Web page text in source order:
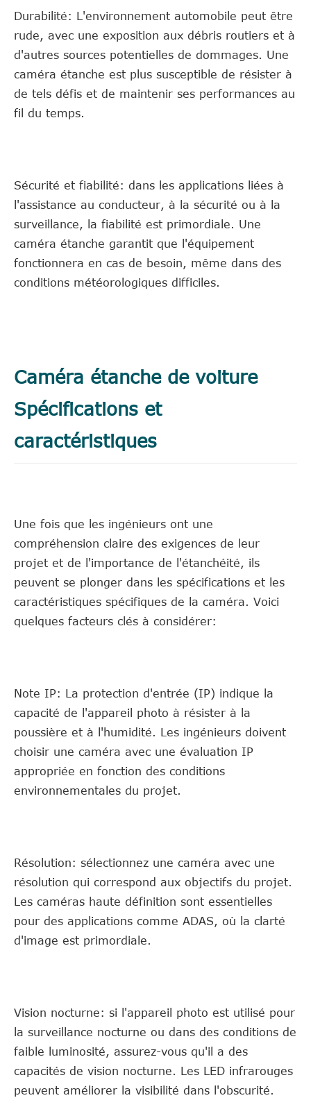
Durabilité: L'environnement automobile peut être
rude, avec une exposition aux débris routiers et à
d'autres sources potentielles de dommages. Une
caméra étanche est plus susceptible de résister à
de tels défis et de maintenir ses performances au
fil du temps.
Sécurité et fiabilité: dans les applications liées à
l'assistance au conducteur, à la sécurité ou à la
surveillance, la fiabilité est primordiale. Une
caméra étanche garantit que l'équipement
fonctionnera en cas de besoin, même dans des
conditions météorologiques difficiles.
Caméra étanche de voiture
Spécifications et
caractéristiques
Une fois que les ingénieurs ont une
compréhension claire des exigences de leur
projet et de l'importance de l'étanchéité, ils
peuvent se plonger dans les spécifications et les
caractéristiques spécifiques de la caméra. Voici
quelques facteurs clés à considérer:
Note IP: La protection d'entrée (IP) indique la
capacité de l'appareil photo à résister à la
poussière et à l'humidité. Les ingénieurs doivent
choisir une caméra avec une évaluation IP
appropriée en fonction des conditions
environnementales du projet.
Résolution: sélectionnez une caméra avec une
résolution qui correspond aux objectifs du projet.
Les caméras haute définition sont essentielles
pour des applications comme ADAS, où la clarté
d'image est primordiale.
Vision nocturne: si l'appareil photo est utilisé pour
la surveillance nocturne ou dans des conditions de
faible luminosité, assurez-vous qu'il a des
capacités de vision nocturne. Les LED infrarouges
peuvent améliorer la visibilité dans l'obscurité.